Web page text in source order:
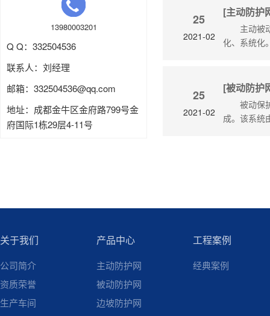
13980003201
Q Q：332504536
联系人：刘经理
邮箱： 332504536@qq.com
地址：成都金牛区金府路799号金
府国际1栋29层4-11号
25
2021-02
[主动防护
主动被
化、系统化
25
2021-02
[被动防护
被动保
成。该系统
关于我们
公司简介
资质荣誉
生产车间
产品中心
主动防护网
被动防护网
边坡防护网
工程案例
经典案例